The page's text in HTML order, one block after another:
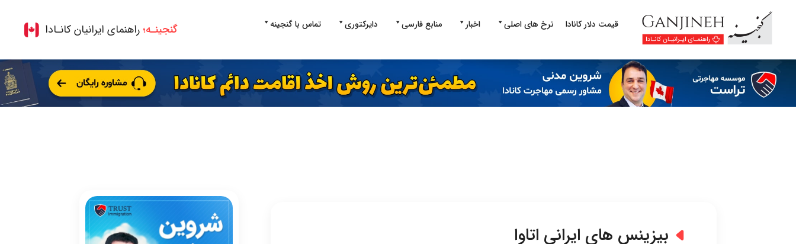
قیمت دلار کانادا نرخ های اصلی اخبار منابع فارسی دایرکتوری تماس با گنجینه گنجینـه؛ راهنمای ایرانیان کانـادا
بیزینس های ایرانی اتاوا